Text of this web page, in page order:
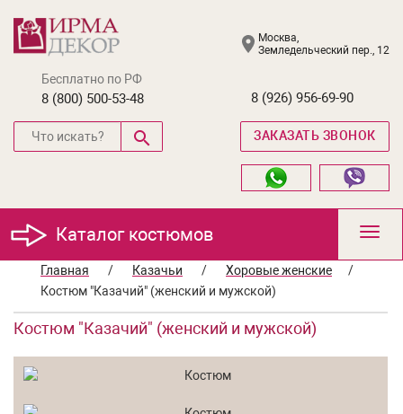
Москва,
Земледельческий пер., 12
Бесплатно по РФ
8 (800) 500-53-48 8 (926) 956-69-90
ЗАКАЗАТЬ ЗВОНОК
Каталог костюмов
Главная
/ Казачьи / Хоровые женские
/
Костюм "Казачий" (женский и мужской)
Костюм "Казачий" (женский и мужской)